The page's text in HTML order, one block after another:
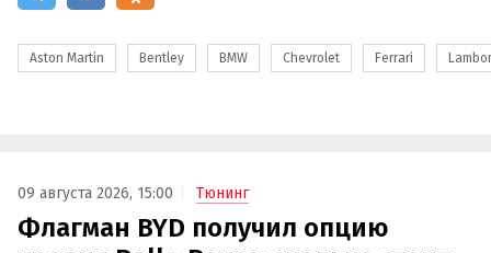
Aston Martin Bentley BMW Chevrolet Ferrari
09 августа 2026, 15:00 Тюнинг
Флагман BYD получил опцию